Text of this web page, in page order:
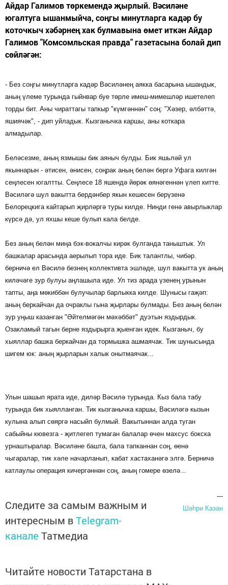
Айдар Галимов төркемендә җырлый. Вәсиләне
югалтуга ышанмыйча, соңгы минутларга кадәр бу
коточкыч хәбәрнең хак булмавына өмет иткән Айдар
Галимов "Комсомльская правда" газетасына болай дип
сөйләгән:
- Без соңгы минутларга кадәр Вәсиләнең аякка басарына ышандык,
аның үлеме турында гыйнвар буе төрле имеш-мимешләр ишетелеп
торды бит. Аны чираттагы тапкыр "күмгәннән" соң: "Хәзер, әлбәттә,
яшиячәк", - дип уйладык. Кызганычка каршы, аны коткара
алмадылар.
Беләсезме, аның язмышы бик аяныч булды. Бик яшьләй ул
якыннарын - әтисен, әнисен, соңрак аның белән бергә Уфага килгән
сеңлесен югалтты. Сеңлесе 18 яшендә йөрәк өянәгеннән үлеп китте.
Вәсиләгә шул вакытта бердәнбер якын кешесен берүзенә
Белорецкига кайтарып җирләргә туры килде. Нинди генә авырлыклар
күрсә дә, ул яхшы кеше булып кала белде.
Без аның белән миңа бэк-вокалчы кирәк булганда таныштык. Ул
башкалар арасында аерылып тора иде. Бик талантлы, чибәр.
берничә ел Вәсилә безнең коллективта эшләде, шул вакытта ук аның
киләчәге зур булуы аңлашыла иде. Ул тиз арада үзенең урынын
тапты, аңа мөкиббән булучылар барлыкка килде. Шунысы гаҗәп:
аның беркайчан да очраклы гына җырлары булмады. Без аның белән
зур уңыш казанган "Әйтелмәгән мәхәббәт" дуэтын яздырдык.
Озакламый тагын берне яздырырга җыенган идек. Кызганыч, бу
хыяллар башка беркайчан да тормышка ашмаячак. Тик шунысында
шигем юк: аның җырларын халык онытмаячак...
Улын шашып ярата иде, диләр Вәсилә турында. Кыз бала табу
турында бик хыялланган. Тик кызганычка каршы, Вәсиләгә кызын
кулына алып сөяргә насыйп булмый. Вакытыннан алда туган
сабыйны кювезга - җитлегеп тумаган балалар өчен махсус бокска
урнаштыралар. Вәсиләне башта, бала тапканнан соң, өенә
чыгаралар, тик хәле начарланып, кабат хастаханәгә элгә. Берничә
катлаулы операция кичергәннән соң, аның гомере өзелә...
---
Шәһри Казан
Следите за самым важным и
интересным вTelegram-
канале Татмедиа
Читайте новости Татарстана в